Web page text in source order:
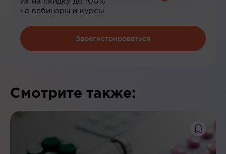
на вебинары и курсы
Зарегистрироваться
Смотрите также: